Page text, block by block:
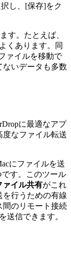
し、[保存]をク
す。たとえば、
くあります。同
ァイルを移動で
ないデータも多数
に最適なアプ
度なファイル転送
にファイルを送
です。このツール
ァイル共有がこれ
を行うための有線
間のリモート接続
送信できます。